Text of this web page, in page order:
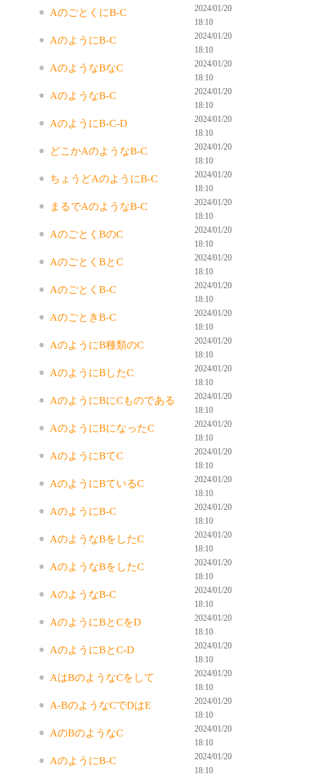
AのごとくにB-C
2024/01/20
18:10
AのようにB-C
2024/01/20
18:10
AのようなBなC
2024/01/20
18:10
AのようなB-C
2024/01/20
18:10
AのようにB-C-D
2024/01/20
18:10
どこかAのようなB-C
2024/01/20
18:10
ちょうどAのようにB-C
2024/01/20
18:10
まるでAのようなB-C
2024/01/20
18:10
AのごとくBのC
2024/01/20
18:10
AのごとくBとC
2024/01/20
18:10
AのごとくB-C
2024/01/20
18:10
AのごときB-C
2024/01/20
18:10
AのようにB種類のC
2024/01/20
18:10
AのようにBしたC
2024/01/20
18:10
AのようにBにCものである
2024/01/20
18:10
AのようにBになったC
2024/01/20
18:10
AのようにBてC
2024/01/20
18:10
AのようにBているC
2024/01/20
18:10
AのようにB-C
2024/01/20
18:10
AのようなBをしたC
2024/01/20
18:10
AのようなBをしたC
2024/01/20
18:10
AのようなB-C
2024/01/20
18:10
AのようにBとCをD
2024/01/20
18:10
AのようにBとC-D
2024/01/20
18:10
AはBのようなCをして
2024/01/20
18:10
A-BのようなCでDはE
2024/01/20
18:10
AのBのようなC
2024/01/20
18:10
AのようにB-C
2024/01/20
18:10